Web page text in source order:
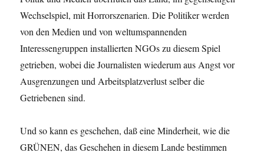
Wechselspiel, mit Horrorszenarien. Die Politiker werden
von den Medien und von weltumspannenden
Interessengruppen installierten NGOs zu diesem Spiel
getrieben, wobei die Journalisten wiederum aus Angst vor
Ausgrenzungen und Arbeitsplatzverlust selber die
Getriebenen sind.
Und so kann es geschehen, daß eine Minderheit, wie die
GRÜNEN, das Geschehen in diesem Lande bestimmen